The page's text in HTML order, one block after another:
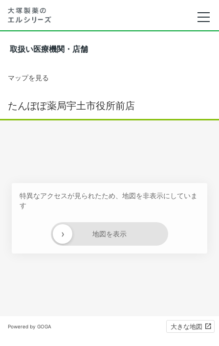
取扱い医療機関・店舗
マップを見る
たんぽぽ薬局宇土市役所前店
特異なアクセスが見られたため、地図を非表示にしていま
す
地図を表示
›
Powered by GOGA 大きな地図